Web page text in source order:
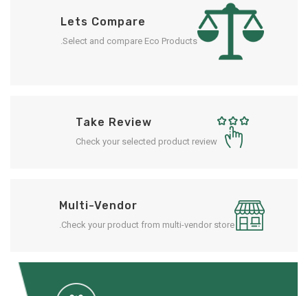
Lets Compare
Select and compare Eco Products.
Take Review
Check your selected product review
Multi-Vendor
Check your product from multi-vendor store.